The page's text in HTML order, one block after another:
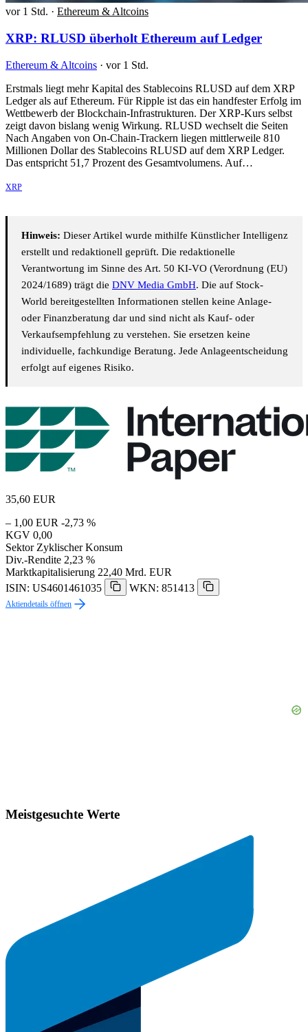
vor 1 Std. · Ethereum & Altcoins
XRP: RLUSD überholt Ethereum auf Ledger
Ethereum & Altcoins · vor 1 Std.
Erstmals liegt mehr Kapital des Stablecoins RLUSD auf dem XRP
Ledger als auf Ethereum. Für Ripple ist das ein handfester Erfolg im
Wettbewerb der Blockchain-Infrastrukturen. Der XRP-Kurs selbst
zeigt davon bislang wenig Wirkung. RLUSD wechselt die Seiten
Nach Angaben von On-Chain-Trackern liegen mittlerweile 810
Millionen Dollar des Stablecoins RLUSD auf dem XRP Ledger.
Das entspricht 51,7 Prozent des Gesamtvolumens. Auf…
XRP
Hinweis: Dieser Artikel wurde mithilfe Künstlicher Intelligenz
erstellt und redaktionell geprüft. Die redaktionelle
Verantwortung im Sinne des Art. 50 KI-VO (Verordnung (EU)
2024/1689) trägt die DNV Media GmbH. Die auf Stock-
World bereitgestellten Informationen stellen keine Anlage-
oder Finanzberatung dar und sind nicht als Kauf- oder
Verkaufsempfehlung zu verstehen. Sie ersetzen keine
individuelle, fachkundige Beratung. Jede Anlageentscheidung
erfolgt auf eigenes Risiko.
35,60 EUR
– 1,00 EUR -2,73 %
KGV 0,00
Sektor Zyklischer Konsum
Div.-Rendite 2,23 %
Marktkapitalisierung 22,40 Mrd. EUR
ISIN: US4601461035
WKN: 851413
Aktiendetails öffnen
Meistgesuchte Werte